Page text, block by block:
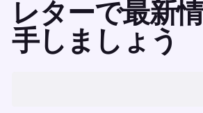
レターで最新
手しましょう